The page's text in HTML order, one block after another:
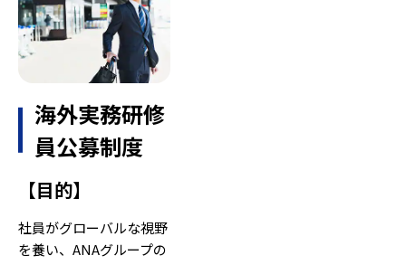
海外実務研修
員公募制度
【目的】
社員がグローバルな視野
を養い、ANAグループの